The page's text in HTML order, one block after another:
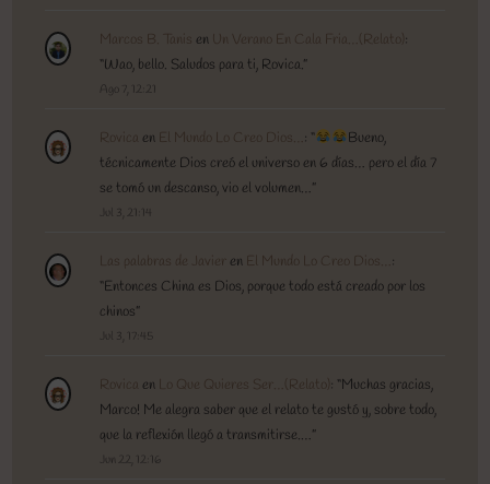
Marcos B. Tanis en Un Verano En Cala Fria…(Relato) :
“Wao, bello. Saludos para ti, Rovica.”
Ago 7, 12:21
Rovica en El Mundo Lo Creo Dios… : “
Bueno,
técnicamente Dios creó el universo en 6 días… pero el día 7
se tomó un descanso, vio el volumen…”
Jul 3, 21:14
Las palabras de Javier en El Mundo Lo Creo Dios… :
“Entonces China es Dios, porque todo está creado por los
chinos”
Jul 3, 17:45
Rovica en Lo Que Quieres Ser…(Relato) : “Muchas gracias,
Marco! Me alegra saber que el relato te gustó y, sobre todo,
que la reflexión llegó a transmitirse.…”
Jun 22, 12:16